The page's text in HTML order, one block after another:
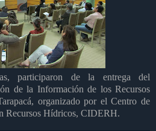
participaron de la entrega del
de la Información de los Recursos
organizado por el Centro de
Recursos Hídricos, CIDERH.